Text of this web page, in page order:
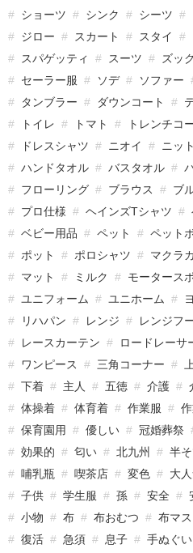
ショーツ
シンク シーツ
ジロー
スカート スタイ
スパゲッティ
スーツ ズック
セーラー服
ソデ ソファー
タンブラー
ダウンコート
トイレ
トマト トレンチコ
ドレスシャツ
ニオイ ニット
ハンドタオル
バスタオル
フローリング
ブラウス ブ
プロ仕様
ヘインズTシャツ
ベビー用品
ペット ペット
ポット
ポロシャツ マクラ
マット
ミルク モータース
ユニフォーム
ユニホーム
リハパン
レンジ レンジフ
レースカーテン
ロードレーサ
ワンピース
三角コーナー
下着
主人 五徳 介護
体操着
体育着 作業服
保育園用
優しい 冠婚葬祭
効果的
匂い 北九州 半
哺乳瓶
喫茶店 変色 大
子供
学生服 孫 安全
小物
布 布おむつ 布マ
復活
急須 息子 手ぬぐい